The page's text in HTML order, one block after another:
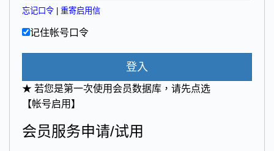
忘记口令 重寄启用信
记住帐号口令
登入
★ 若您是第一次使用会员数据库，请先点选
【帐号启用】
会员服务申请/试用